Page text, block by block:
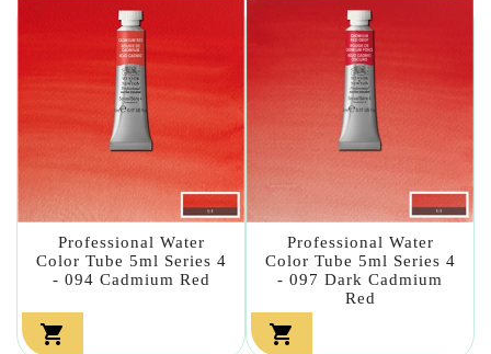
Professional Water
Color Tube 5ml Series 4
- 094 Cadmium Red

Professional Water
Color Tube 5ml Series 4
- 097 Dark Cadmium
Red
